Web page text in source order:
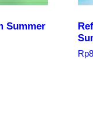
Summer
Rp